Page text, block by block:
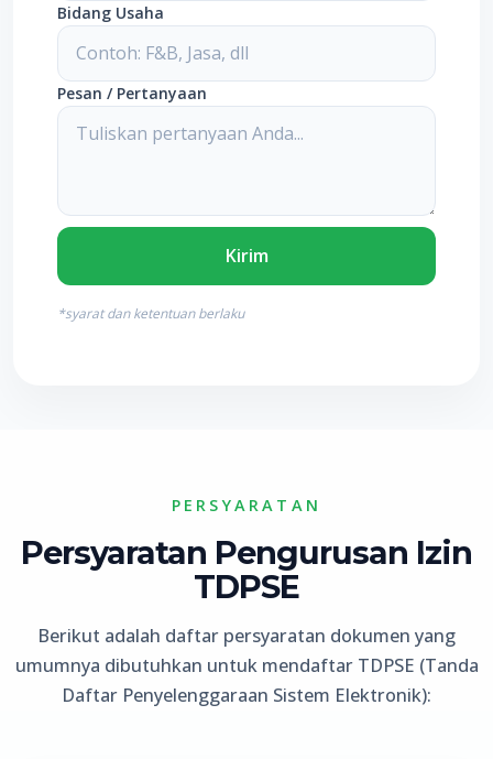
Bidang Usaha
Pesan / Pertanyaan
Kirim
*syarat dan ketentuan berlaku
PERSYARATAN
Persyaratan Pengurusan Izin
TDPSE
Berikut adalah daftar persyaratan dokumen yang
umumnya dibutuhkan untuk mendaftar TDPSE (Tanda
Daftar Penyelenggaraan Sistem Elektronik):